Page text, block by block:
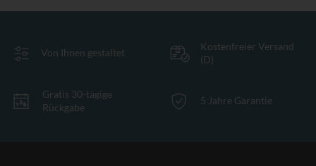
Von Ihnen gestaltet
Kostenfreier Versand
(D)
Gratis 30-tägige
Rückgabe
5 Jahre Garantie